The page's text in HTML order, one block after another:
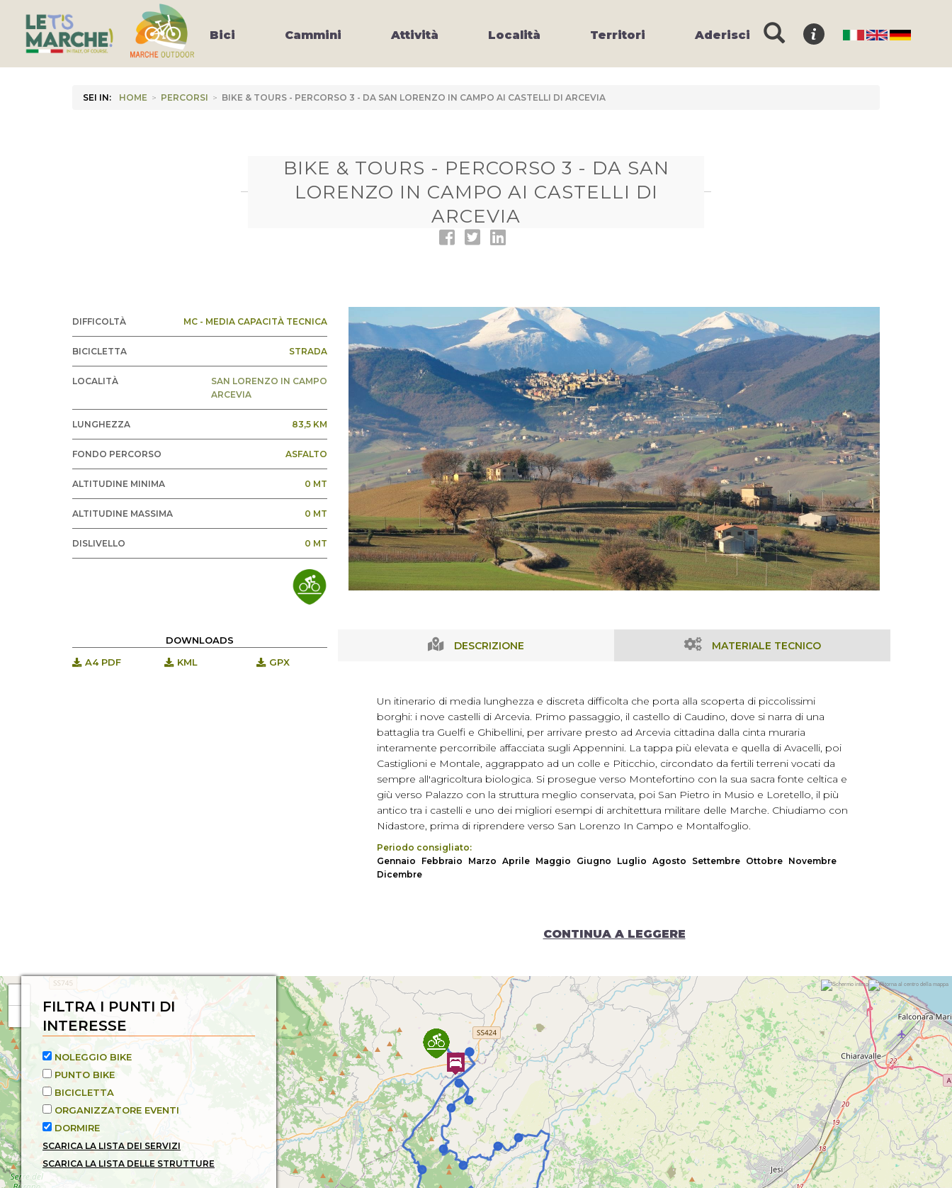
Bici Cammini Attività Località Territori Aderisci
SEI IN: HOME > PERCORSI > BIKE & TOURS - PERCORSO 3 - DA SAN LORENZO IN CAMPO AI CASTELLI DI ARCEVIA
BIKE & TOURS - PERCORSO 3 - DA SAN
LORENZO IN CAMPO AI CASTELLI DI
ARCEVIA
DIFFICOLTÀ MC - MEDIA CAPACITÀ TECNICA
BICICLETTA STRADA
LOCALITÀ
SAN LORENZO IN CAMPO
ARCEVIA
LUNGHEZZA 83,5 KM
FONDO PERCORSO ASFALTO
ALTITUDINE MINIMA 0 MT
ALTITUDINE MASSIMA 0 MT
DISLIVELLO 0 MT
DOWNLOADS
A4 PDF
KML GPX
DESCRIZIONE MATERIALE TECNICO
Un itinerario di media lunghezza e discreta difficolta che porta alla scoperta di piccolissimi
borghi: i nove castelli di Arcevia. Primo passaggio, il castello di Caudino, dove si narra di una
battaglia tra Guelfi e Ghibellini, per arrivare presto ad Arcevia cittadina dalla cinta muraria
interamente percorribile affacciata sugli Appennini. La tappa più elevata e quella di Avacelli, poi
Castiglioni e Montale, aggrappato ad un colle e Piticchio, circondato da fertili terreni vocati da
sempre all'agricoltura biologica. Si prosegue verso Montefortino con la sua sacra fonte celtica e
giù verso Palazzo con la struttura meglio conservata, poi San Pietro in Musio e Loretello, il più
antico tra i castelli e uno dei migliori esempi di architettura militare delle Marche. Chiudiamo con
Nidastore, prima di riprendere verso San Lorenzo In Campo e Montalfoglio.
Periodo consigliato:
Gennaio
Febbraio Marzo Aprile Maggio Giugno Luglio Agosto Settembre Ottobre Novembre
Dicembre
CONTINUA A LEGGERE
FILTRA I PUNTI DI
INTERESSE
NOLEGGIO BIKE
PUNTO BIKE
BICICLETTA
ORGANIZZATORE EVENTI
DORMIRE
SCARICA LA LISTA DEI SERVIZI
SCARICA LA LISTA DELLE STRUTTURE